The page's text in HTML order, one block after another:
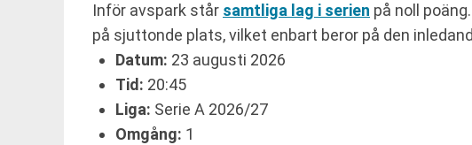
Inför avspark står samtliga lag i serien på noll
på sjuttonde plats, vilket enbart beror på den
Datum: 23 augusti 2026
Tid: 20:45
Liga: Serie A 2026/27
Omgång: 1